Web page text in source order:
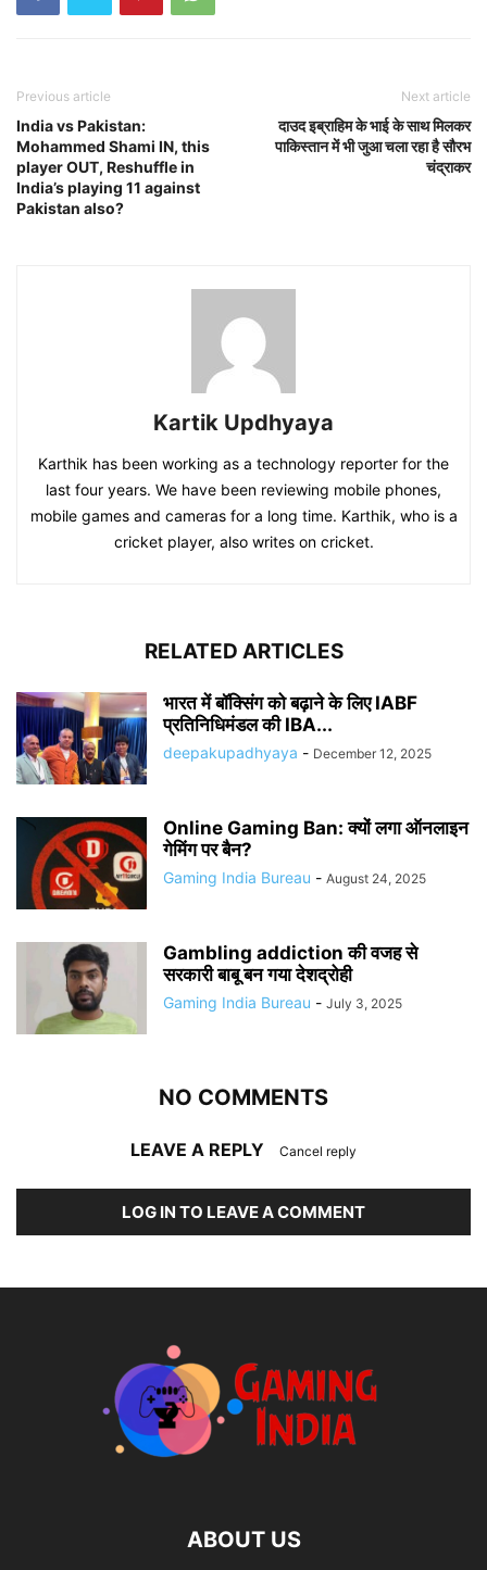
Previous article
India vs Pakistan:
Mohammed Shami IN, this
player OUT, Reshuffle in
India’s playing 11 against
Pakistan also?
Next article
दाउद इब्राहिम के भाई के साथ मिलकर
पाकिस्तान में भी जुआ चला रहा है सौरभ
चंद्राकर
Kartik Updhyaya
Karthik has been working as a technology reporter for the
last four years. We have been reviewing mobile phones,
mobile games and cameras for a long time. Karthik, who is a
cricket player, also writes on cricket.
RELATED ARTICLES
भारत में बॉक्सिंग को बढ़ाने के लिए IABF
प्रतिनिधिमंडल की IBA...
deepakupadhyaya - December 12, 2025
Online Gaming Ban: क्यों लगा ऑनलाइन
गेमिंग पर बैन?
Gaming India Bureau - August 24, 2025
Gambling addiction की वजह से
सरकारी बाबू बन गया देशद्रोही
Gaming India Bureau - July 3, 2025
NO COMMENTS
LEAVE A REPLY Cancel reply
LOG IN TO LEAVE A COMMENT
ABOUT US